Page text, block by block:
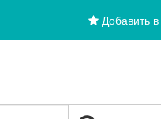
Добавить в